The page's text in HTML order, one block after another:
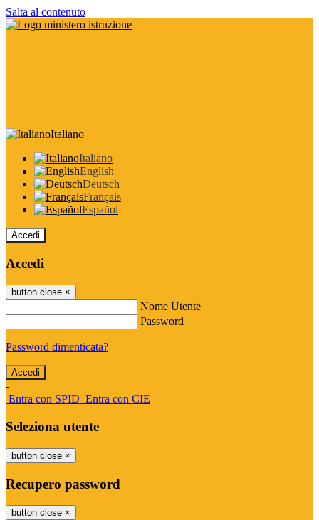
Salta al contenuto
Italiano
Italiano
English
Deutsch
Français
Español
Accedi
Accedi
button close ×
Nome Utente
Password
Password dimenticata?
-
Entra con SPID Entra con CIE
Seleziona utente
button close ×
Recupero password
button close ×